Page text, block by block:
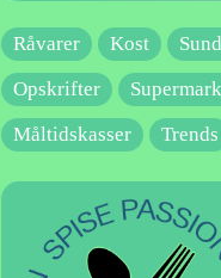
Råvarer Kost
Opskrifter
Måltidskasser
Trends